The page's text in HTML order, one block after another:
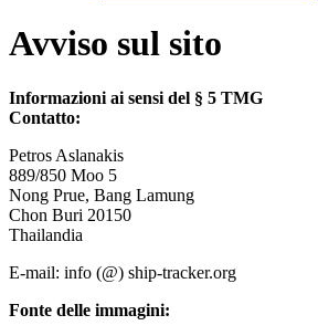
Avviso sul sito
Informazioni ai sensi del § 5 TMG
Contatto:
Petros Aslanakis
889/850 Moo 5
Nong Prue, Bang Lamung
Chon Buri 20150
Thailandia
E-mail: info (@) ship-tracker.org
Fonte delle immagini: